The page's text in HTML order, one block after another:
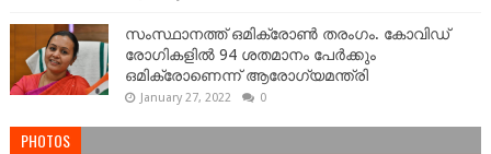
സംസ്ഥാനത്ത് ഒമിക്രോണ്‍ തരംഗം. കോവിഡ്
രോഗികളിൽ 94 ശതമാനം പേർക്കും
ഒമിക്രോണെന്ന് ആരോഗ്യമന്ത്രി
January 27, 2022 0
PHOTOS